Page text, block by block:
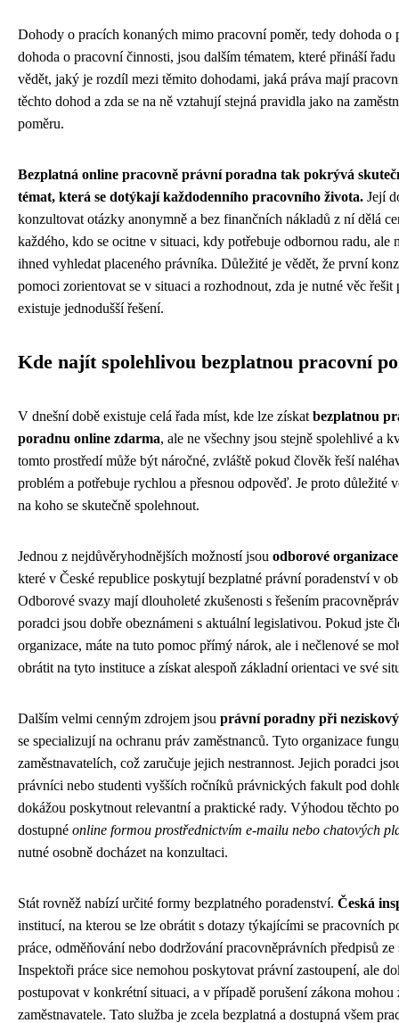
Dohody o pracích konaných mimo pracovní poměr, tedy dohoda o
dohoda o pracovní činnosti, jsou dalším tématem, které přináší
vědět, jaký je rozdíl mezi těmito dohodami, jaká práva mají
těchto dohod a zda se na ně vztahují stejná pravidla jako na
poměru.
Bezplatná online pracovně právní poradna tak pokrývá
témat, která se dotýkají každodenního pracovního života. Její
konzultovat otázky anonymně a bez finančních nákladů z ní dělá
každého, kdo se ocitne v situaci, kdy potřebuje odbornou radu, ale
ihned vyhledat placeného právníka. Důležité je vědět, že první
pomoci zorientovat se v situaci a rozhodnout, zda je nutné věc řešit
existuje jednodušší řešení.
Kde najít spolehlivou bezplatnou pracovní
V dnešní době existuje celá řada míst, kde lze získat bezplatnou
poradnu online zdarma, ale ne všechny jsou stejně spolehlivé a
tomto prostředí může být náročné, zvláště pokud člověk řeší
problém a potřebuje rychlou a přesnou odpověď. Je proto důležité
na koho se skutečně spolehnout.
Jednou z nejdůvěryhodnějších možností jsou odborové
které v České republice poskytují bezplatné právní poradenství v
Odborové svazy mají dlouholeté zkušenosti s řešením
poradci jsou dobře obeznámeni s aktuální legislativou. Pokud jste
organizace, máte na tuto pomoc přímý nárok, ale i nečlenové se
obrátit na tyto instituce a získat alespoň základní orientaci ve své
Dalším velmi cenným zdrojem jsou právní poradny při
se specializují na ochranu práv zaměstnanců. Tyto organizace
zaměstnavatelích, což zaručuje jejich nestrannost. Jejich poradci
právníci nebo studenti vyšších ročníků právnických fakult pod
dokážou poskytnout relevantní a praktické rady. Výhodou těchto
dostupné online formou prostřednictvím e-mailu nebo chatových
nutné osobně docházet na konzultaci.
Stát rovněž nabízí určité formy bezplatného poradenství. Česká
institucí, na kterou se lze obrátit s dotazy týkajícími se pracovních
práce, odměňování nebo dodržování pracovněprávních předpisů ze
Inspektoři práce sice nemohou poskytovat právní zastoupení, ale
postupovat v konkrétní situaci, a v případě porušení zákona
zaměstnavatele. Tato služba je zcela bezplatná a dostupná všem